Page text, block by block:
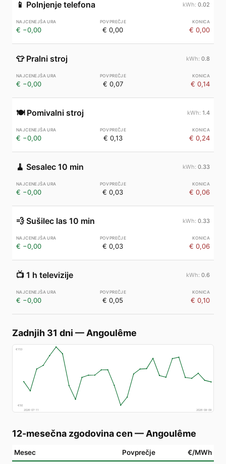
📱 Polnjenje telefona 0.02
€ −0,00 € 0,00 € 0,00
👕 Pralni stroj 0.8
€ −0,00 € 0,07 € 0,14
🍽️ Pomivalni stroj 1.4
€ −0,00 € 0,13 € 0,24
🧹 Sesalec 10 min 0.33
€ −0,00 € 0,03 € 0,06
💨 Sušilec las 10 min 0.33
€ −0,00 € 0,03 € 0,06
📺 1 h televizije 0.6
€ −0,00 € 0,05 € 0,10
Zadnjih 31 dni — Angoulême
€153
€50
2026-07-11
2026-08-09
12-mesečna zgodovina cen — Angoulême
Mesec Povprečje €/MWh